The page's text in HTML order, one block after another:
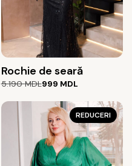
Rochie de seară
5.190MDL
Prețul
a
5.190 MDL.
999 MDL
Prețul
este:
REDUCERI